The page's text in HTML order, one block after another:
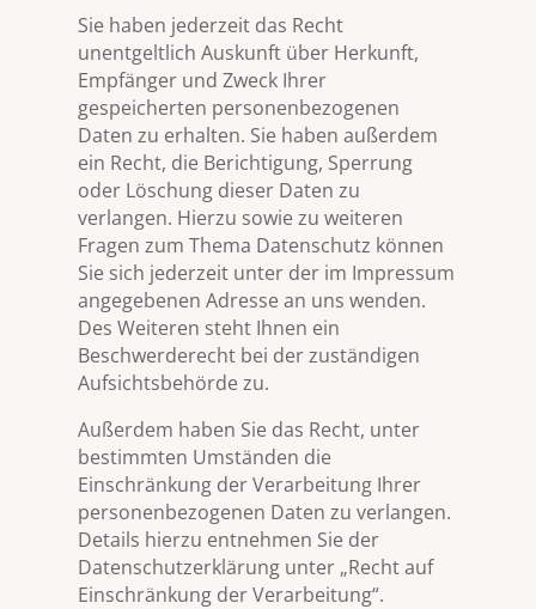
Sie haben jederzeit das Recht
unentgeltlich Auskunft über Herkunft,
Empfänger und Zweck Ihrer
gespeicherten personenbezogenen
Daten zu erhalten. Sie haben außerdem
ein Recht, die Berichtigung, Sperrung
oder Löschung dieser Daten zu
verlangen. Hierzu sowie zu weiteren
Fragen zum Thema Datenschutz können
Sie sich jederzeit unter der im Impressum
angegebenen Adresse an uns wenden.
Des Weiteren steht Ihnen ein
Beschwerderecht bei der zuständigen
Aufsichtsbehörde zu.
Außerdem haben Sie das Recht, unter
bestimmten Umständen die
Einschränkung der Verarbeitung Ihrer
personenbezogenen Daten zu verlangen.
Details hierzu entnehmen Sie der
Datenschutzerklärung unter „Recht auf
Einschränkung der Verarbeitung“.